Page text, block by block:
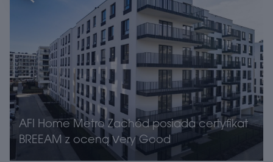
AFI Home Metro Zachód posiada certyfikat
BREEAM z oceną Very Good